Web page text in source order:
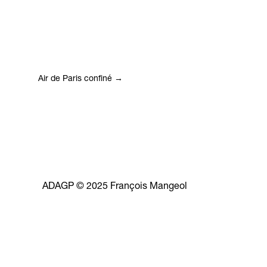
Air de Paris confiné →
ADAGP © 2025 François Mangeol